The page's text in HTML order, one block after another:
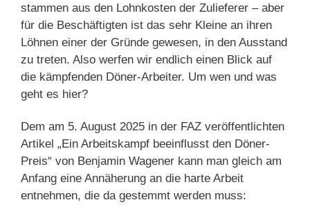
stammen aus den Lohnkosten der Zulieferer – aber
für die Beschäftigten ist das sehr Kleine an ihren
Löhnen einer der Gründe gewesen, in den Ausstand
zu treten. Also werfen wir endlich einen Blick auf
die kämpfenden Döner-Arbeiter. Um wen und was
geht es hier?
Dem am 5. August 2025 in der FAZ veröffentlichten
Artikel „Ein Arbeitskampf beeinflusst den Döner-
Preis“ von Benjamin Wagener kann man gleich am
Anfang eine Annäherung an die harte Arbeit
entnehmen, die da gestemmt werden muss: